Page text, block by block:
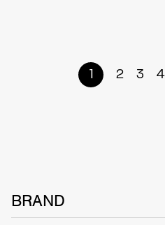
1 2 3 4
BRAND